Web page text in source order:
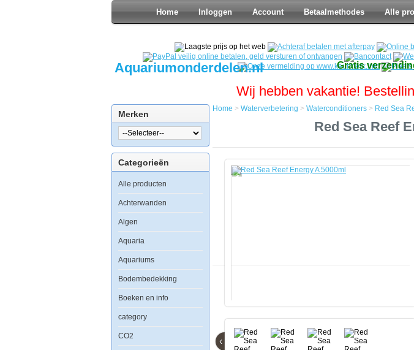
Home Inloggen Account Betaalmethodes Alle
Aquariumonderdelen.nl Gratis
Wij hebben vakantie!
Merken
Categorieën
Alle producten
Achterwanden
Algen
Aquaria
Aquariums
Bodembedekking
Boeken en info
category
CO2
Red
Sea
Reef
Home > Waterverbetering > Waterconditioners > Red Sea
Red Sea Reef
‹